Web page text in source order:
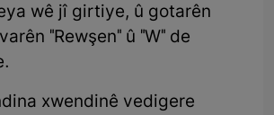
wê jî girtiye, û gotarên
"Rewşen" û "W" de
xwendinê vedigere